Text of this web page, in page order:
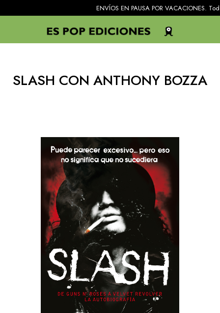
ENVÍOS EN PAUSA POR VACACIONES.
SLASH CON ANTHONY BOZZA